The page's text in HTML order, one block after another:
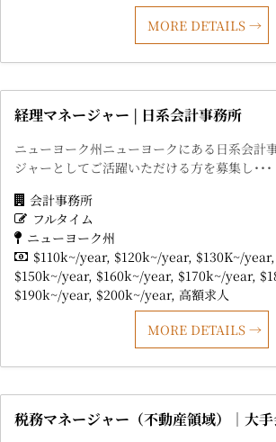
MORE DETAILS
経理マネージャー | 日系会計事務所
ニューヨーク州ニューヨークにある日系会計
ジャーとしてご活躍いただける方を募集し･･･
会計事務所
フルタイム
ニューヨーク州
$110k~/year $120k~/year $130K~/year
$150k~/year $160k~/year $170k~/year
$190k~/year $200k~/year 高額求人
MORE DETAILS
税務マネージャー（不動産領域）｜大